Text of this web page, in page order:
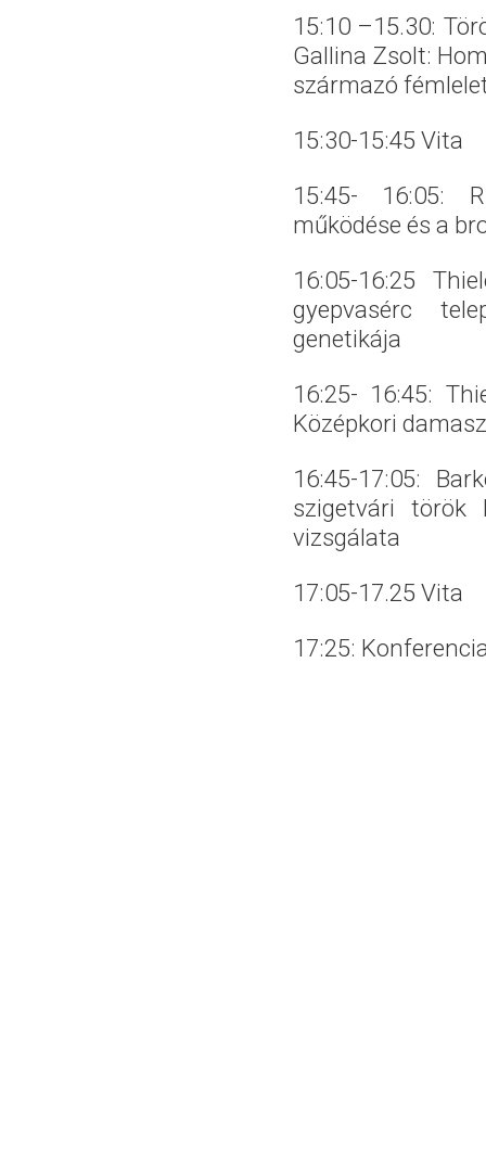
15:10 –15.30:
Gallina Zsolt:
származó
15:30-15:45 Vita
15:45- 16:05:
működése és a
16:05-16:25
gyepvasérc
genetikája
16:25- 16:45:
Középkori
16:45-17:05:
szigetvári török
vizsgálata
17:05-17.25 Vita
17:25: